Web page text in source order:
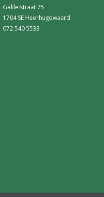
Galileistraat 75
1704 SE Heerhugowaard
072 540 5533